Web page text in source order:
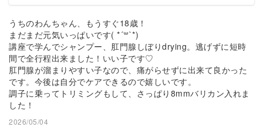
うちのわんちゃん、もうすぐ18歳！
まだまだ元気いっぱいです( *´꒳`*)
講座で学んでシャンプー、肛門腺しぼりdrying。逃げずに短時
間で全行程出来ました！いい子です♡
肛門腺が溜まりやすい子なので、痛がらせずに出来て良かった
です。今後は自分でケアできるので嬉しいです。
調子に乗ってトリミングもして、さっぱり8mmバリカン入れま
した！
2026/05/04